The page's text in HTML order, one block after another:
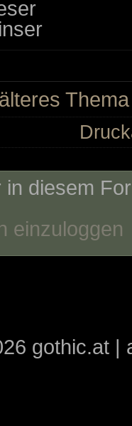
älteres Thema
diesem
einzuloggen
gothic.at |